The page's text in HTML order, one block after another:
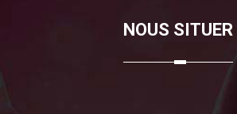
NOUS SITUER